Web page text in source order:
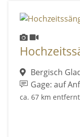
Bergisch
Gage: auf
ca. 67 km entfernt